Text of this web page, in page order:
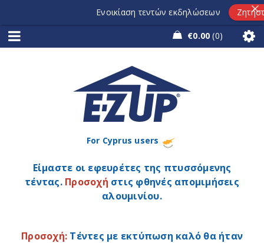
€0.00 0
For Cyprus users
Είμαστε οι εφευρέτες της πτυσσόμενης
τέντας. Προσοχή στις φθηνές απομιμήσεις
αλουμινίου.
Προσοχή: Τέντες με εκτύπωση καλό θα ήταν
Ενοικίαση τεντών εκδηλώσεων Ζητήστε